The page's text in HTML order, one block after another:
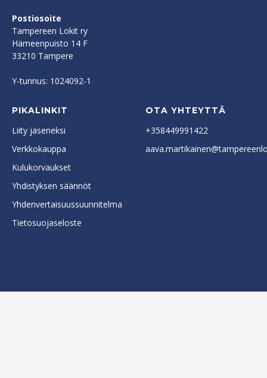
Postiosoite
Tampereen Lokit ry
Hämeenpuisto 14 F
33210 Tampere
Y-tunnus: 1024092-1
PIKALINKIT
Liity jäseneksi
Verkkokauppa
Kulukorvaukset
Yhdistyksen säännöt
Yhdenvertaisuussuunnitelma
Tietosuojaseloste
OTA YHTEYTTÄ
+358449991422